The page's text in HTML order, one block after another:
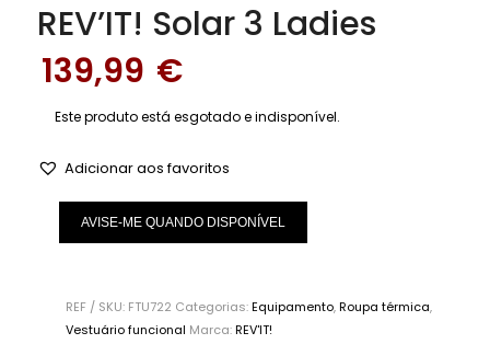
REV’IT! Solar 3 Ladies
139,99 €
Este produto está esgotado e indisponível.
Adicionar aos favoritos
AVISE-ME QUANDO DISPONÍVEL
REF / SKU: FTU722 Categorias:Equipamento,Roupa térmica,
Vestuário funcional Marca:REV'IT!